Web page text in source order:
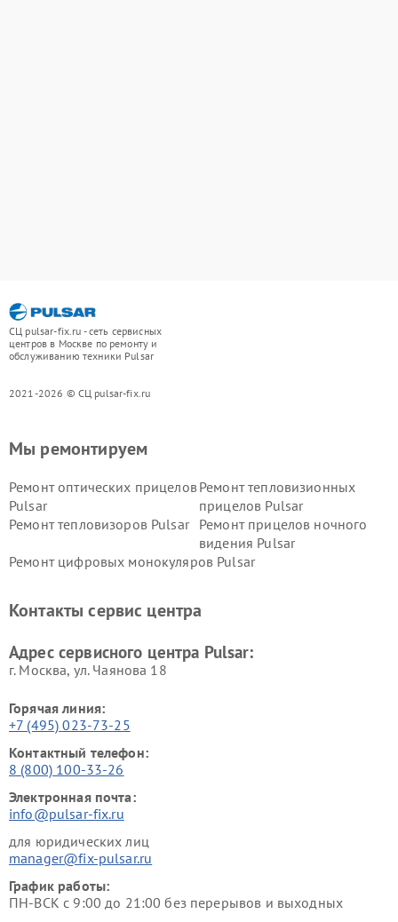
СЦ pulsar-fix.ru - сеть сервисных
центров в Москве по ремонту и
обслуживанию техники Pulsar
2021-2026 © СЦ pulsar-fix.ru
Мы ремонтируем
Ремонт оптических прицелов
Pulsar
Ремонт тепловизионных
прицелов Pulsar
Ремонт тепловизоров Pulsar
Ремонт прицелов ночного
видения Pulsar
Ремонт цифровых монокуляров Pulsar
Контакты сервис центра
Адрес сервисного центра Pulsar:
г. Москва, ул. Чаянова 18
Горячая линия:
+7 (495) 023-73-25
Контактный телефон:
8 (800) 100-33-26
Электронная почта:
info@pulsar-fix.ru
для юридических лиц
manager@fix-pulsar.ru
График работы:
ПН-ВСК с 9:00 до 21:00 без перерывов и выходных